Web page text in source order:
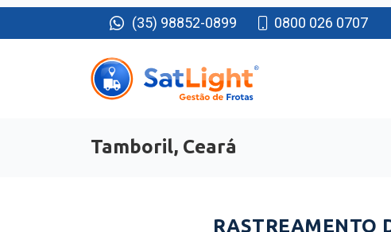
(35) 98852-0899 0800 026 0707
Tamboril, Ceará
RASTREAMENTO